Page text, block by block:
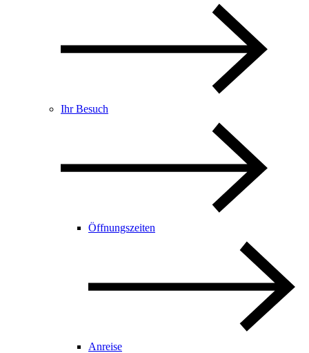
Ihr Besuch
Öffnungszeiten
Anreise